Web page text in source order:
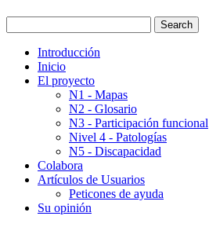
Introducción
Inicio
El proyecto
N1 - Mapas
N2 - Glosario
N3 - Participación funcional
Nivel 4 - Patologías
N5 - Discapacidad
Colabora
Artículos de Usuarios
Peticones de ayuda
Su opinión